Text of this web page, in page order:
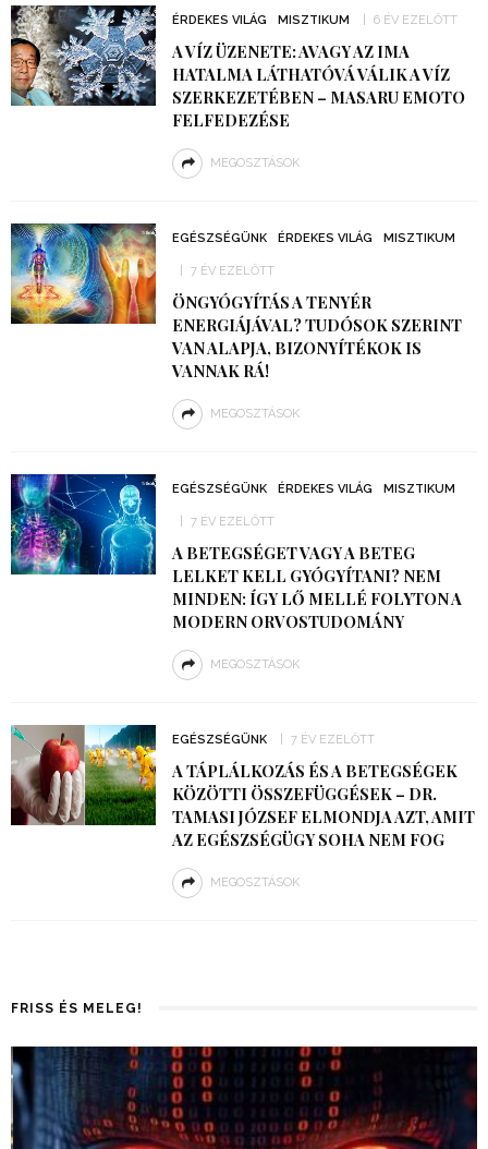
ÉRDEKES VILÁG MISZTIKUM 6 ÉV EZELŐTT
A VÍZ ÜZENETE: AVAGY AZ IMA
HATALMA LÁTHATÓVÁ VÁLIK A VÍZ
SZERKEZETÉBEN – MASARU EMOTO
FELFEDEZÉSE
MEGOSZTÁSOK
EGÉSZSÉGÜNK ÉRDEKES VILÁG MISZTIKUM
7 ÉV EZELŐTT
ÖNGYÓGYÍTÁS A TENYÉR
ENERGIÁJÁVAL? TUDÓSOK SZERINT
VAN ALAPJA, BIZONYÍTÉKOK IS
VANNAK RÁ!
MEGOSZTÁSOK
EGÉSZSÉGÜNK ÉRDEKES VILÁG MISZTIKUM
7 ÉV EZELŐTT
A BETEGSÉGET VAGY A BETEG
LELKET KELL GYÓGYÍTANI? NEM
MINDEN: ÍGY LŐ MELLÉ FOLYTON A
MODERN ORVOSTUDOMÁNY
MEGOSZTÁSOK
EGÉSZSÉGÜNK 7 ÉV EZELŐTT
A TÁPLÁLKOZÁS ÉS A BETEGSÉGEK
KÖZÖTTI ÖSSZEFÜGGÉSEK – DR.
TAMASI JÓZSEF ELMONDJA AZT, AMIT
AZ EGÉSZSÉGÜGY SOHA NEM FOG
MEGOSZTÁSOK
FRISS ÉS MELEG!